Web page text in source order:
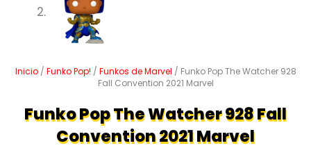
Inicio/ Funko Pop! / Funkos de Marvel / Funko Pop The Watcher 928
Fall Convention 2021 Marvel
Funko Pop The Watcher 928 Fall
Convention 2021 Marvel